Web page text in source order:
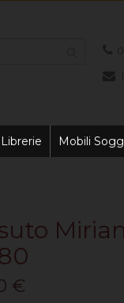
Librerie Mobili
€